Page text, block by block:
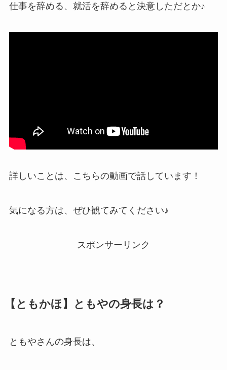
仕事を辞める、就活を辞めると決意しただとか♪
詳しいことは、こちらの動画で話しています！
気になる方は、ぜひ観てみてください♪
スポンサーリンク
【ともかほ】ともやの身長は？
ともやさんの身長は、